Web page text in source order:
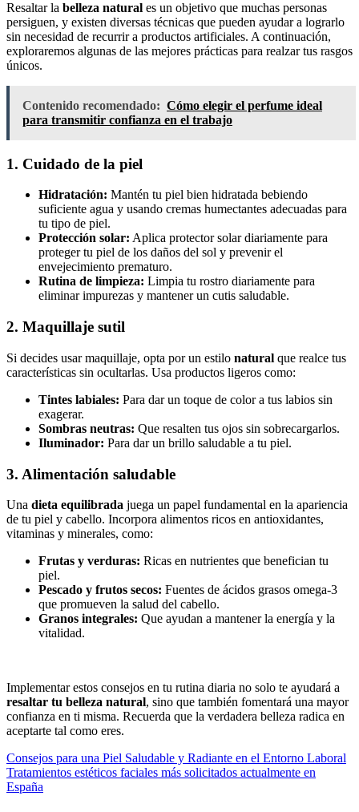
Resaltar la belleza natural es un objetivo que muchas personas
persiguen, y existen diversas técnicas que pueden ayudar a lograrlo
sin necesidad de recurrir a productos artificiales. A continuación,
exploraremos algunas de las mejores prácticas para realzar tus rasgos
únicos.
Contenido recomendado: Cómo elegir el perfume ideal
para transmitir confianza en el trabajo
1. Cuidado de la piel
Hidratación: Mantén tu piel bien hidratada bebiendo
suficiente agua y usando cremas humectantes adecuadas para
tu tipo de piel.
Protección solar: Aplica protector solar diariamente para
proteger tu piel de los daños del sol y prevenir el
envejecimiento prematuro.
Rutina de limpieza: Limpia tu rostro diariamente para
eliminar impurezas y mantener un cutis saludable.
2. Maquillaje sutil
Si decides usar maquillaje, opta por un estilo natural que realce tus
características sin ocultarlas. Usa productos ligeros como:
Tintes labiales: Para dar un toque de color a tus labios sin
exagerar.
Sombras neutras: Que resalten tus ojos sin sobrecargarlos.
Iluminador: Para dar un brillo saludable a tu piel.
3. Alimentación saludable
Una dieta equilibrada juega un papel fundamental en la apariencia
de tu piel y cabello. Incorpora alimentos ricos en antioxidantes,
vitaminas y minerales, como:
Frutas y verduras: Ricas en nutrientes que benefician tu
piel.
Pescado y frutos secos: Fuentes de ácidos grasos omega-3
que promueven la salud del cabello.
Granos integrales: Que ayudan a mantener la energía y la
vitalidad.
Implementar estos consejos en tu rutina diaria no solo te ayudará a
resaltar tu belleza natural, sino que también fomentará una mayor
confianza en ti misma. Recuerda que la verdadera belleza radica en
aceptarte tal como eres.
Navegación
de
Consejos para una Piel Saludable y Radiante en el Entorno Laboral
Tratamientos estéticos faciales más solicitados actualmente en
España